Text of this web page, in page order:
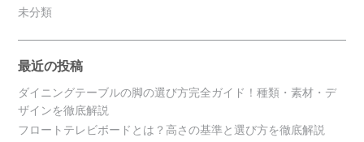
未分類
最近の投稿
ダイニングテーブルの脚の選び方完全ガイド！種類・素材・デ
ザインを徹底解説
フロートテレビボードとは？高さの基準と選び方を徹底解説